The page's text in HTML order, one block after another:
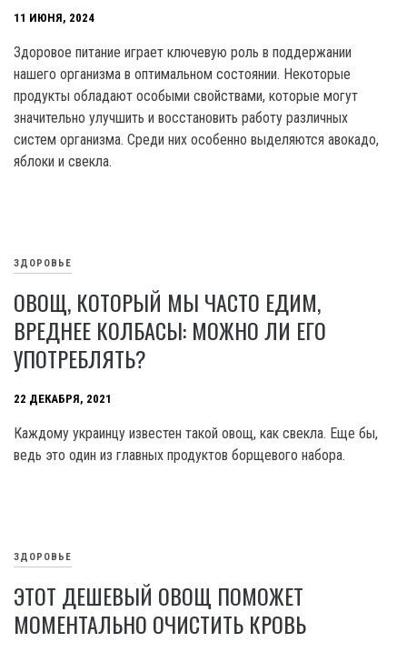
11 ИЮНЯ, 2024
Здоровое питание играет ключевую роль в поддержании
нашего организма в оптимальном состоянии. Некоторые
продукты обладают особыми свойствами, которые могут
значительно улучшить и восстановить работу различных
систем организма. Среди них особенно выделяются авокадо,
яблоки и свекла.
ЗДОРОВЬЕ
ОВОЩ, КОТОРЫЙ МЫ ЧАСТО ЕДИМ,
ВРЕДНЕЕ КОЛБАСЫ: МОЖНО ЛИ ЕГО
УПОТРЕБЛЯТЬ?
22 ДЕКАБРЯ, 2021
Каждому украинцу известен такой овощ, как свекла. Еще бы,
ведь это один из главных продуктов борщевого набора.
ЗДОРОВЬЕ
ЭТОТ ДЕШЕВЫЙ ОВОЩ ПОМОЖЕТ
МОМЕНТАЛЬНО ОЧИСТИТЬ КРОВЬ